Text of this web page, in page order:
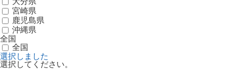
宮崎県
鹿児島県
沖縄県
全国
全国
選択しました
選択してください。